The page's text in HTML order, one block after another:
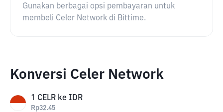
Gunakan berbagai opsi pembayaran untuk
membeli Celer Network di Bittime.
Konversi Celer Network
1 CELR ke IDR
Rp32.45